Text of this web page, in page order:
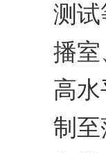
测
播
高
制